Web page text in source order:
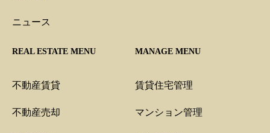
ニュース
REAL ESTATE MENU
不動産賃貸
不動産売却
MANAGE MENU
賃貸住宅管理
マンション管理